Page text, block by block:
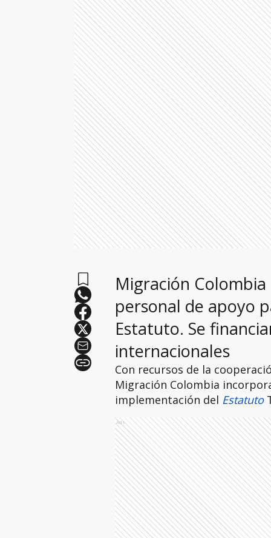
Migración
personal de apoyo
Estatuto. Se
internacionales
Con recursos de la
Migración Colombia
implementación del Estatuto
Ads